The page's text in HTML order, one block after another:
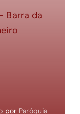
Barra da
por Paróquia